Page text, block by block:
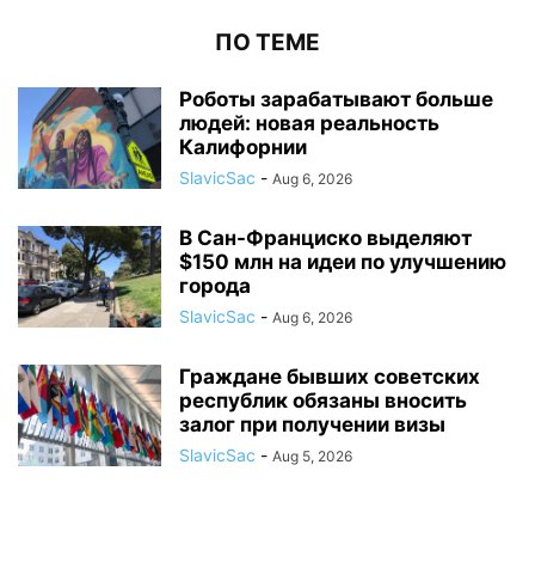
ПО ТЕМЕ
Роботы зарабатывают больше
людей: новая реальность
Калифорнии
SlavicSac - Aug 6, 2026
В Сан-Франциско выделяют
$150 млн на идеи по улучшению
города
SlavicSac - Aug 6, 2026
Граждане бывших советских
республик обязаны вносить
залог при получении визы
SlavicSac - Aug 5, 2026